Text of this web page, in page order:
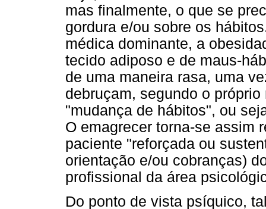
mas finalmente, o que se
gordura e/ou sobre os
médica dominante, a
tecido adiposo e de maus-
de uma maneira rasa, uma
debruçam, segundo o
"mudança de hábitos", ou
O emagrecer torna-se assim
paciente "reforçada ou
orientação e/ou cobranças)
profissional da área
Do ponto de vista psíquico,